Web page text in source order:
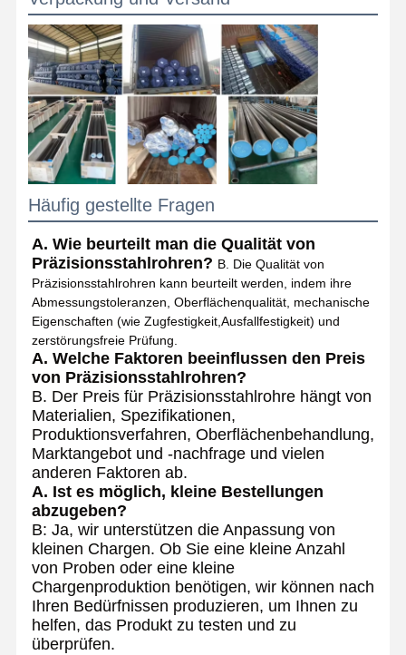
Häufig gestellte Fragen
A. Wie beurteilt man die Qualität von
Präzisionsstahlrohren? B. Die Qualität von
Präzisionsstahlrohren kann beurteilt werden, indem ihre
Abmessungstoleranzen, Oberflächenqualität, mechanische
Eigenschaften (wie Zugfestigkeit,Ausfallfestigkeit) und
zerstörungsfreie Prüfung.
A. Welche Faktoren beeinflussen den Preis
von Präzisionsstahlrohren?
B. Der Preis für Präzisionsstahlrohre hängt von
Materialien, Spezifikationen,
Produktionsverfahren, Oberflächenbehandlung,
Marktangebot und -nachfrage und vielen
anderen Faktoren ab.
A. Ist es möglich, kleine Bestellungen
abzugeben?
B: Ja, wir unterstützen die Anpassung von
kleinen Chargen. Ob Sie eine kleine Anzahl
von Proben oder eine kleine
Chargenproduktion benötigen, wir können nach
Ihren Bedürfnissen produzieren, um Ihnen zu
helfen, das Produkt zu testen und zu
überprüfen.